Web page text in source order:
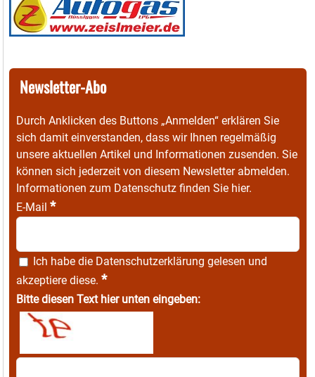
Newsletter-Abo
Durch Anklicken des Buttons „Anmelden“ erklären Sie
sich damit einverstanden, dass wir Ihnen regelmäßig
unsere aktuellen Artikel und Informationen zusenden. Sie
können sich jederzeit von diesem Newsletter abmelden.
Informationen zum Datenschutz finden Sie hier.
E-Mail *
Ich habe die Datenschutzerklärung gelesen und
akzeptiere diese. *
Bitte diesen Text hier unten eingeben: